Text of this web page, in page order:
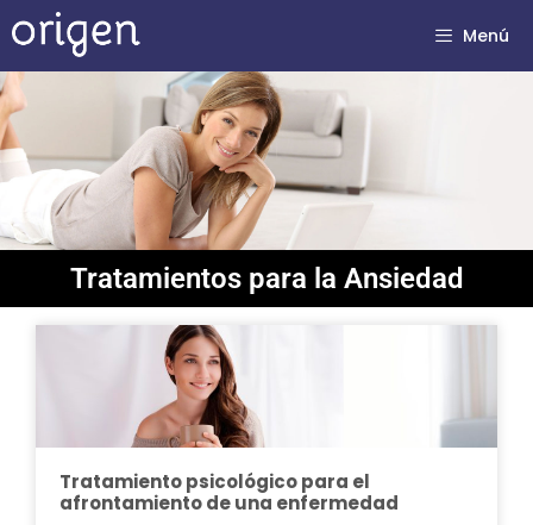
Menú
Tratamientos para la Ansiedad
Tratamiento psicológico para el
afrontamiento de una enfermedad